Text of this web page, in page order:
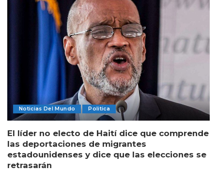
Noticias Del Mundo Politica
El líder no electo de Haití dice que comprende
las deportaciones de migrantes
estadounidenses y dice que las elecciones se
retrasarán